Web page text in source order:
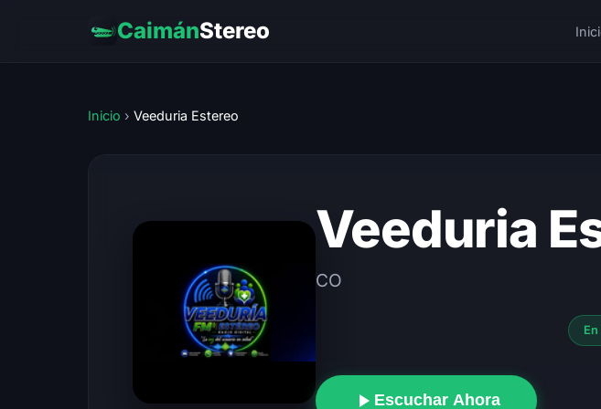
CaimánStereo
Inicio › Veeduria Estereo
Veeduria
CO
Escuchar Ahora